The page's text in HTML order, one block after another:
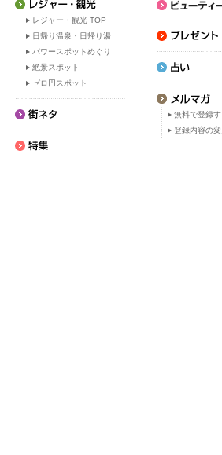
レジャー・観光 TOP
日帰り温泉・日帰り湯
パワースポットめぐり
絶景スポット
ゼロ円スポット
無料で登録
登録内容の